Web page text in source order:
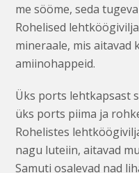
me sööme, seda
Rohelised
mineraale, mis aitavad
amiinohappeid.
Üks ports lehtkapsast
üks ports piima ja
Rohelistes
nagu luteiin, aitavad
Samuti osalevad nad